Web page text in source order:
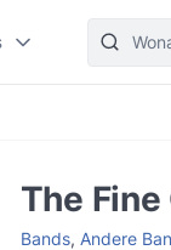
The Fine
Bands, Andere